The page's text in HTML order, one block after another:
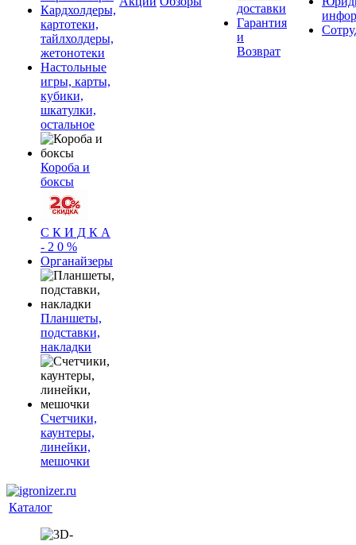
Кардхолдеры,
картотеки,
тайлхолдеры,
жетонотеки
Настольные
игры, карты,
кубики,
шкатулки,
остальное
Короба и
боксы
С К И Д К А
- 2 0 %
Органайзеры
Планшеты,
подставки,
накладки
Счетчики,
каунтеры,
линейки,
мешочки
доставки
Гарантия
и
Возврат
Каталог